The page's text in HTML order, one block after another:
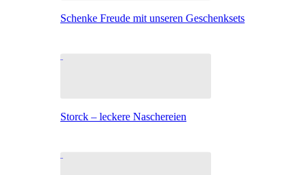
Schenke Freude mit unseren Geschenksets
Storck – leckere Naschereien